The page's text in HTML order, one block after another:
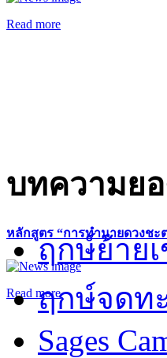
Read more
หลักสูตร “การทำนายดวงชะ
Read more
บทความย
ฤกษ์ย้าย
ฤกษ์จดท
Sages